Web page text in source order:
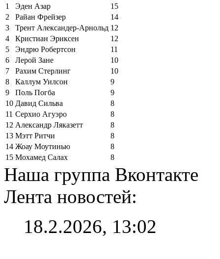
1
Эден Азар
15
2
Райан Фрейзер
14
3
Трент Александер-Арнольд 12
4
Кристиан Эриксен
12
5
Эндрю Робертсон
11
6
Лерой Зане
10
7
Рахим Стерлинг
10
8
Каллум Уилсон
9
9
Поль Погба
9
10 Давид Сильва
8
11 Серхио Агуэро
8
12 Александр Ляказетт
8
13 Мэтт Ритчи
8
14 Жоау Моутинью
8
15 Мохамед Салах 8
Наша группа Вконтакте
Лента новостей:
18.2.2026, 13:02